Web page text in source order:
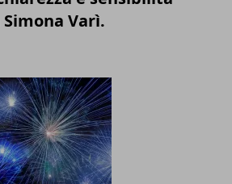
Varì.